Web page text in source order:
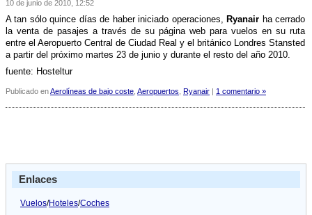
10 de junio de 2010, 12:52
A tan sólo quince dí­as de haber iniciado operaciones, Ryanair ha cerrado
la venta de pasajes a través de su página web para vuelos en su ruta
entre el Aeropuerto Central de Ciudad Real y el británico Londres Stansted
a partir del próximo martes 23 de junio y durante el resto del año 2010.
fuente: Hosteltur
Publicado enAerolíneas de bajo coste Aeropuertos Ryanair | 1 comentario »
Enlaces
Vuelos/Hoteles/Coches